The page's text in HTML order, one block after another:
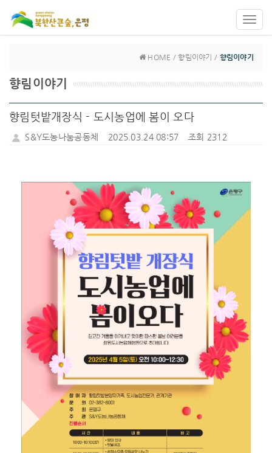
HOME / 향림이야기 / 향림이야기
향림이야기
향림텃밭개장식 - 도시농업에 봄이 오다
S&Y도농나눔공동체 2025.03.24 08:57 조회 2312